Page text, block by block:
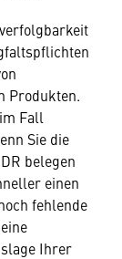
Produkten.
Fall
Sie die
belegen
einen
fehlende
Ihrer